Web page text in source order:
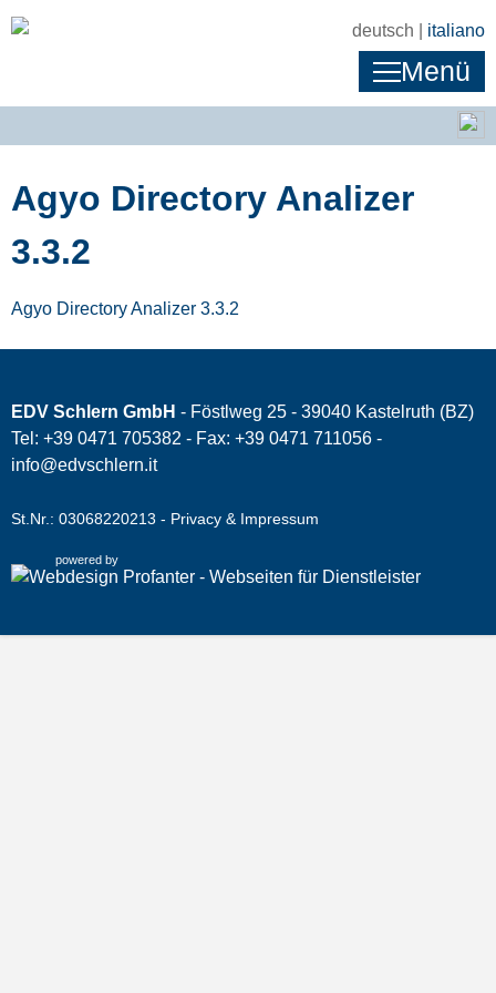
deutsch | italiano
Menü
Agyo Directory Analizer
3.3.2
Agyo Directory Analizer 3.3.2
EDV Schlern GmbH - Föstlweg 25 - 39040 Kastelruth (BZ)
Tel: +39 0471 705382 - Fax: +39 0471 711056 -
info@edvschlern.it
St.Nr.: 03068220213 - Privacy & Impressum
powered by